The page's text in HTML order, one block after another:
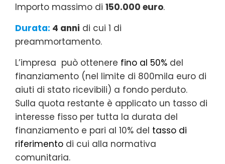
Importo massimo di 150.000 euro.
Durata: 4 anni di cui 1 di
preammortamento.
L’impresa può ottenere fino al 50% del
finanziamento (nel limite di 800mila euro di
aiuti di stato ricevibili) a fondo perduto.
Sulla quota restante è applicato un tasso di
interesse fisso per tutta la durata del
finanziamento e pari al 10% del tasso di
riferimento di cui alla normativa
comunitaria.